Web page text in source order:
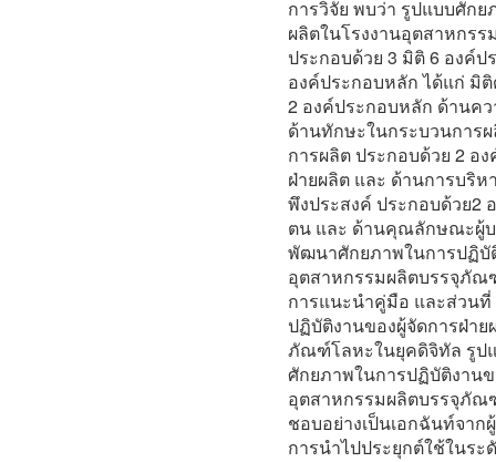
การวิจัย พบว่า รูปแบบศัก
ผลิตในโรงงานอุตสาหกร
ประกอบด้วย 3 มิติ 6 องค์
องค์ประกอบหลัก ได้แก่ มิ
2 องค์ประกอบหลัก ด้านค
ด้านทักษะในกระบวนการ
การผลิต ประกอบด้วย 2 อ
ฝ่ายผลิต และ ด้านการบ
พึงประสงค์ ประกอบด้วย
ตน และ ด้านคุณลักษณะผู้บ
พัฒนาศักยภาพในการปฏิบั
อุตสาหกรรมผลิตบรรจุภัณ
การแนะนำคู่มือ และส่วน
ปฏิบัติงานของผู้จัดการฝ่า
ภัณฑ์โลหะในยุคดิจิทัล รูป
ศักยภาพในการปฏิบัติงาน
อุตสาหกรรมผลิตบรรจุภัณ
ชอบอย่างเป็นเอกฉันท์จา
การนำไปประยุกต์ใช้ในระ